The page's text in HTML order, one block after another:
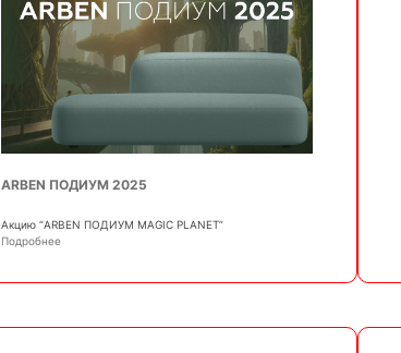
ARBEN ПОДИУМ 2025
Акцию “ARBEN ПОДИУМ MAGIC PLANET”
Подробнее